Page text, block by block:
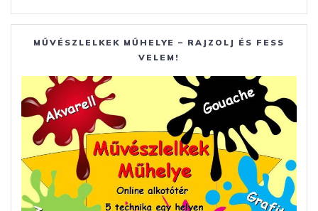
MŰVÉSZLELKEK MŰHELYE – RAJZOLJ ÉS FESS
VELEM!